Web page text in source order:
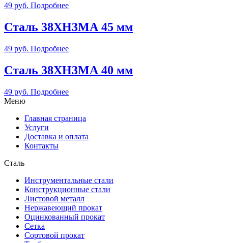
49 руб. Подробнее
Сталь 38ХН3МА 45 мм
49 руб. Подробнее
Сталь 38ХН3МА 40 мм
49 руб. Подробнее
Меню
Главная страница
Услуги
Доставка и оплата
Контакты
Сталь
Инструментальные стали
Конструкционные стали
Листовой металл
Нержавеющий прокат
Оцинкованный прокат
Сетка
Сортовой прокат